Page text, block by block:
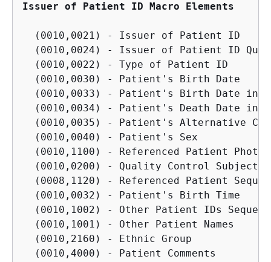
Issuer of Patient ID Macro Elements
  (0010,0021) - Issuer of Patient ID
(0010,0024) - Issuer of Patient ID
  (0010,0022) - Type of Patient ID
  (0010,0030) - Patient's Birth Date
(0010,0033) - Patient's Birth Date in
(0010,0034) - Patient's Death Date in
(0010,0035) - Patient's Alternative
  (0010,0040) - Patient's Sex
(0010,1100) - Referenced Patient Photo
  (0010,0200) - Quality Control Subject
(0008,1120) - Referenced Patient
  (0010,0032) - Patient's Birth Time
(0010,1002) - Other Patient IDs
  (0010,1001) - Other Patient Names
  (0010,2160) - Ethnic Group
  (0010,4000) - Patient Comments